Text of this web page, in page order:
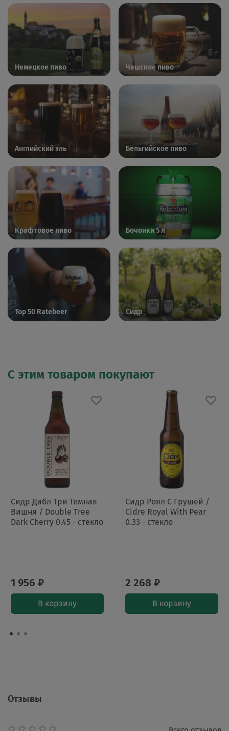
Немецкое пиво Чешское пиво
Английский эль Бельгийское пиво
Крафтовое пиво Бочонки 5 л
Top 50 Ratebeer Сидр
С этим товаром покупают
Сидр Дабл Три Темная
Вишня / Double Tree
Dark Cherry 0.45 - стекло
1 956 ₽
В корзину
Сидр Роял С Грушей /
Cidre Royal With Pear
0.33 - стекло
2 268 ₽
В корзину
Отзывы